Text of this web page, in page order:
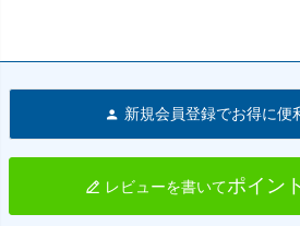
新規会員登録でお得に便
レビューを書いてポイン